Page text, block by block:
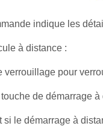
indique les
à distance :
verrouillage pour
de démarrage
si le démarrage à